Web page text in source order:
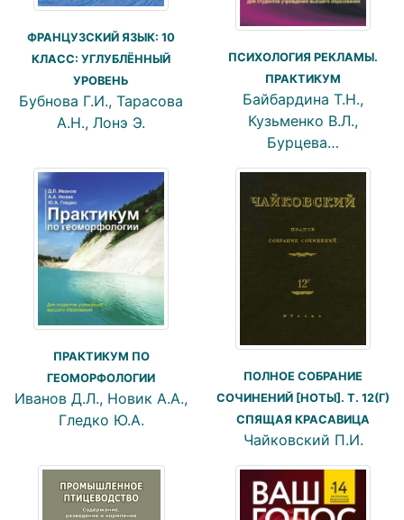
ФРАНЦУЗСКИЙ ЯЗЫК: 10
КЛАСС: УГЛУБЛЁННЫЙ
УРОВЕНЬ
Бубнова Г.И., Тарасова
А.Н., Лонэ Э.
ПСИХОЛОГИЯ РЕКЛАМЫ.
ПРАКТИКУМ
Байбардина Т.Н.,
Кузьменко В.Л.,
Бурцева…
ПРАКТИКУМ ПО
ГЕОМОРФОЛОГИИ
Иванов Д.Л., Новик А.А.,
Гледко Ю.А.
ПОЛНОЕ СОБРАНИЕ
СОЧИНЕНИЙ [НОТЫ]. Т. 12(Г)
СПЯЩАЯ КРАСАВИЦА
Чайковский П.И.